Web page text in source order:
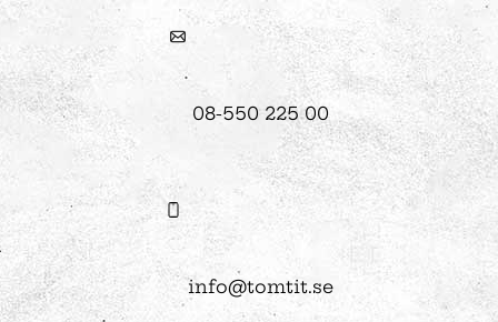
08-550 225 00
info@tomtit.se